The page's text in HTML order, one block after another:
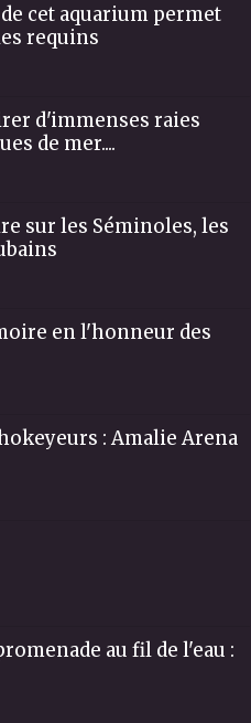
cet aquarium permet
requins
d'immenses raies
de mer....
sur les Séminoles, les
en l'honneur des
: Amalie Arena
au fil de l'eau :